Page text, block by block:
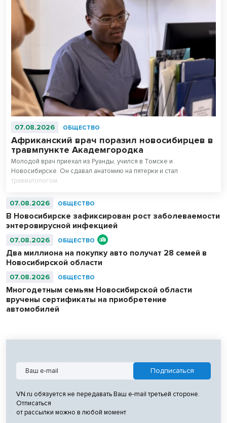
07.08.2026 ОБЩЕСТВО
Африканский врач поразил новосибирцев в
травмпункте Академгородка
Молодой врач приехал из Руанды, учился в Томске и
Новосибирске. Он сдавал анатомию на пятерки и стал
травматологом.
07.08.2026 ОБЩЕСТВО
В Новосибирске зафиксирован рост заболеваемости
энтеровирусной инфекцией
07.08.2026 ОБЩЕСТВО
Два миллиона на покупку авто получат 28 семей в
Новосибирской области
07.08.2026 ОБЩЕСТВО
Многодетным семьям Новосибирской области
вручены сертификаты на приобретение
автомобилей
VN.ru обязуется не передавать Ваш e-mail третьей стороне.
Отписаться
от рассылки можно в любой момент